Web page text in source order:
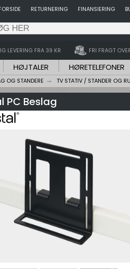
RETURNERING FINANSIERING
LEVERING FRA 39 KR FRI FRAGT
HØJTALER HØRETELEFONER
OG STANDERE TV STATIV / STANDER OG
PC Beslag